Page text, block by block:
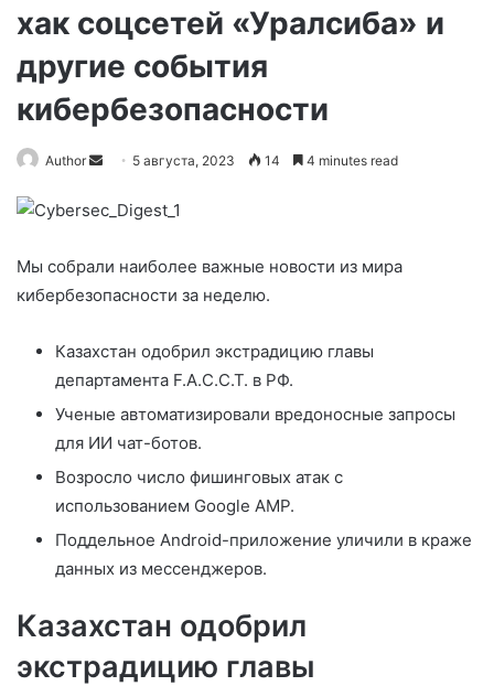
хак соцсетей «Уралсиба» и
другие события
кибербезопасности
Author
Send
email
5 августа, 2023 14 4 minutes read
Мы собрали наиболее важные новости из мира
кибербезопасности за неделю.
Казахстан одобрил экстрадицию главы
департамента F.A.C.C.T. в РФ.
Ученые автоматизировали вредоносные запросы
для ИИ чат-ботов.
Возросло число фишинговых атак с
использованием Google AMP.
Поддельное Android-приложение уличили в краже
данных из мессенджеров.
Казахстан одобрил
экстрадицию главы